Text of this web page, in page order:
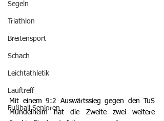
Segeln
Triathlon
Breitensport
Schach
Leichtathletik
Lauftreff
Fußball Senioren
Mit einem 9:2 Auswärtssieg gegen den TuS
Mündelheim hat die Zweite zwei weitere